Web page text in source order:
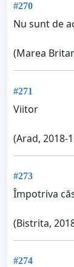
#270
Nu sunt de
(Marea
#271
Viitor
(Arad, 2018-
#273
Împotriva
(Bistrita,
#274